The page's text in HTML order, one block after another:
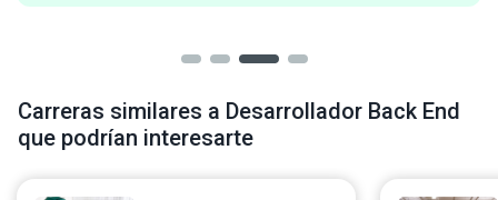
Carreras similares a Desarrollador Back End
que podrían interesarte